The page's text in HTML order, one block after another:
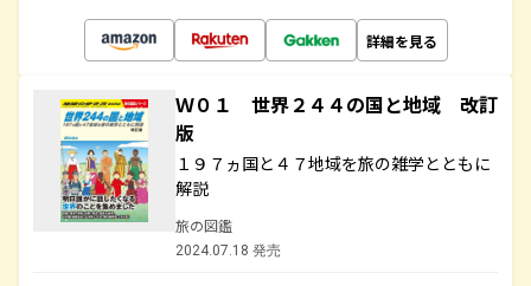
詳細を見る
Ｗ０１ 世界２４４の国と地域 改訂
版
１９７ヵ国と４７地域を旅の雑学とともに
解説
旅の図鑑
2024.07.18 発売